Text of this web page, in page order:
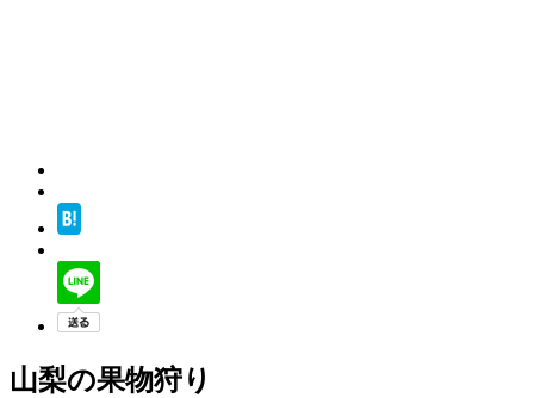
山梨の果物狩り